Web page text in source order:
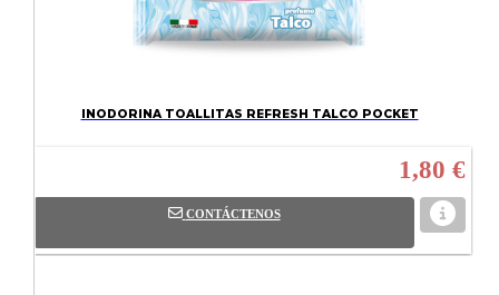
INODORINA TOALLITAS REFRESH TALCO POCKET
1,80 €
CONTÁCTENOS